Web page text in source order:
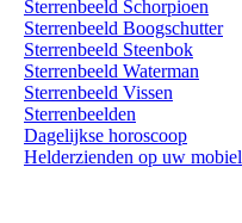
Sterrenbeeld Schorpioen
Sterrenbeeld Boogschutter
Sterrenbeeld Steenbok
Sterrenbeeld Waterman
Sterrenbeeld Vissen
Sterrenbeelden
Dagelijkse horoscoop
Helderzienden op uw mobiel